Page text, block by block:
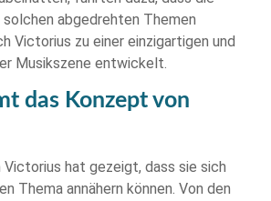
abgedrehten Themen
Victorius zu einer einzigartigen und
Musikszene entwickelt.
das Konzept von
Victorius hat gezeigt, dass sie sich
Thema annähern können. Von den